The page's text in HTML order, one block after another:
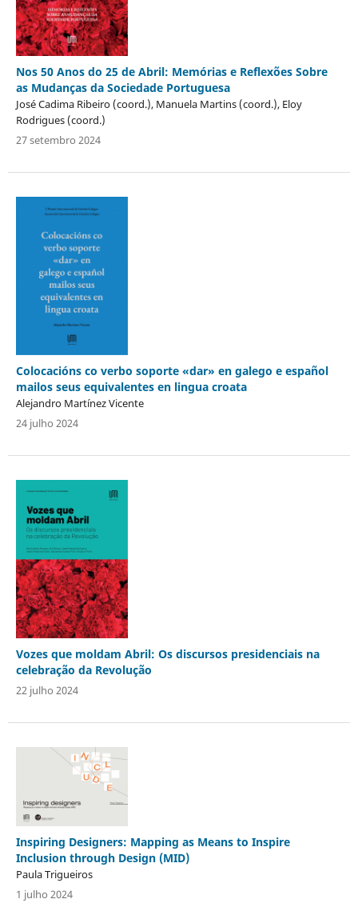
Nos 50 Anos do 25 de Abril: Memórias e Reflexões Sobre
as Mudanças da Sociedade Portuguesa
José Cadima Ribeiro (coord.), Manuela Martins (coord.), Eloy
Rodrigues (coord.)
27 setembro 2024
Colocacións co verbo soporte «dar» en galego e español
mailos seus equivalentes en lingua croata
Alejandro Martínez Vicente
24 julho 2024
Vozes que moldam Abril: Os discursos presidenciais na
celebração da Revolução
22 julho 2024
Inspiring Designers: Mapping as Means to Inspire
Inclusion through Design (MID)
Paula Trigueiros
1 julho 2024